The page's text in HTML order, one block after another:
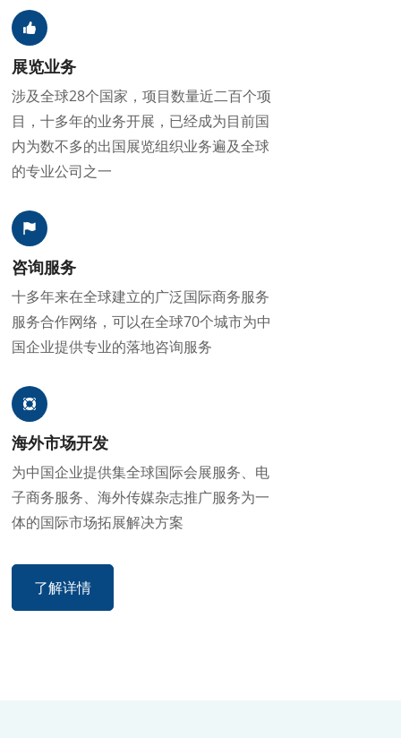
展览业务
涉及全球28个国家，项目数量近二百个项
目，十多年的业务开展，已经成为目前国
内为数不多的出国展览组织业务遍及全球
的专业公司之一
咨询服务
十多年来在全球建立的广泛国际商务服务
服务合作网络，可以在全球70个城市为中
国企业提供专业的落地咨询服务
海外市场开发
为中国企业提供集全球国际会展服务、电
子商务服务、海外传媒杂志推广服务为一
体的国际市场拓展解决方案
了解详情